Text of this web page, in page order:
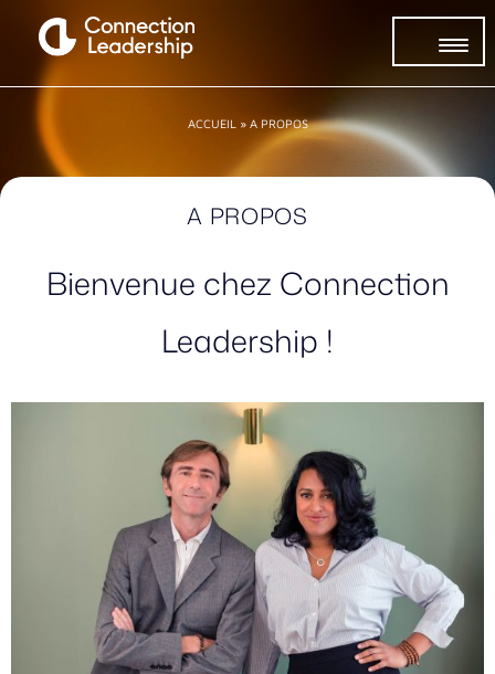
ACCUEIL » A PROPOS
A PROPOS
Bienvenue chez Connection
Leadership !